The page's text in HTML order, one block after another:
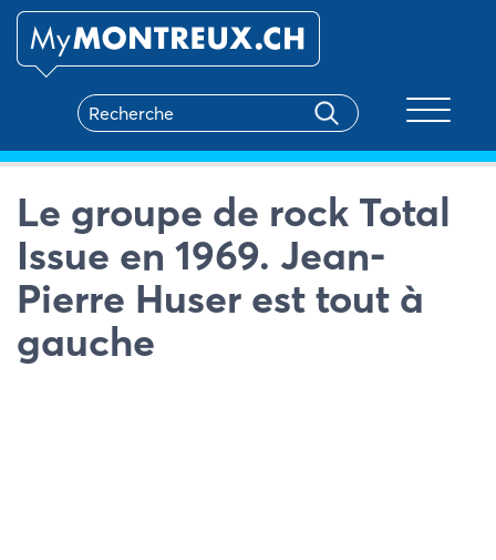
Le groupe de rock Total
Issue en 1969. Jean-
Pierre Huser est tout à
gauche